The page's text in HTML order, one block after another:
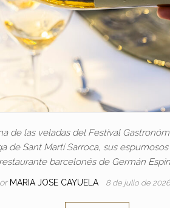
de las veladas del Festival
de Sant Martí Sarroca, sus
barcelonés de Germán
MARIA JOSE CAYUELA 8 de julio de